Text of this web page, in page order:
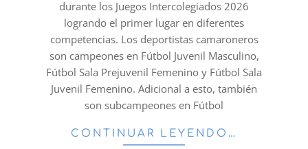
durante los Juegos Intercolegiados 2026
logrando el primer lugar en diferentes
competencias. Los deportistas camaroneros
son campeones en Fútbol Juvenil Masculino,
Fútbol Sala Prejuvenil Femenino y Fútbol Sala
Juvenil Femenino. Adicional a esto, también
son subcampeones en Fútbol
CONTINUAR LEYENDO…